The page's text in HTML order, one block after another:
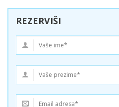
REZERVIŠI